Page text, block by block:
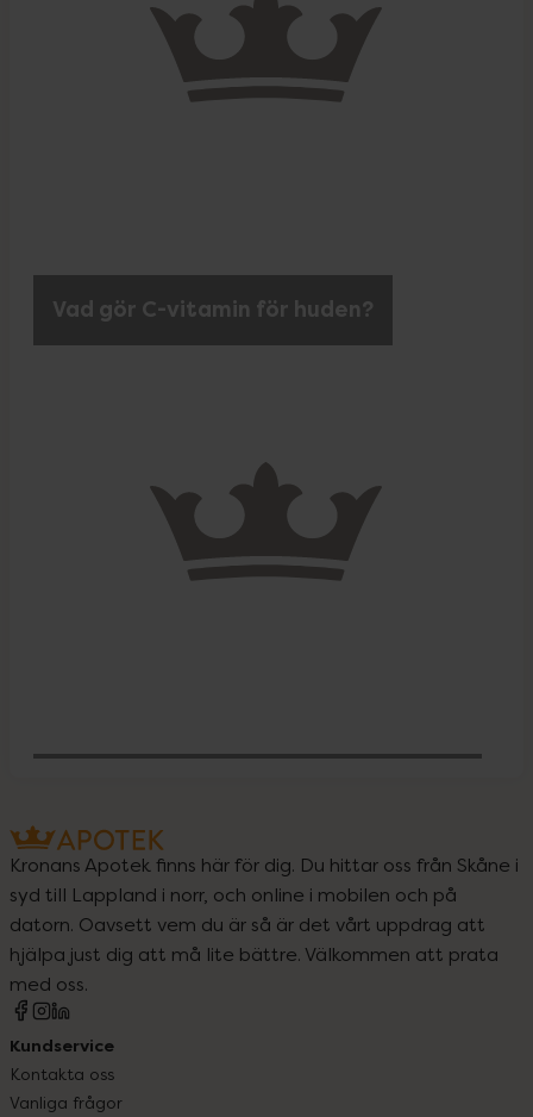
Vad gör C-vitamin för huden?
Kronans Apotek finns här för dig. Du hittar oss från Skåne i
syd till Lappland i norr, och online i mobilen och på
datorn. Oavsett vem du är så är det vårt uppdrag att
hjälpa just dig att må lite bättre. Välkommen att prata
med oss.
Kundservice
Kontakta oss
Vanliga frågor